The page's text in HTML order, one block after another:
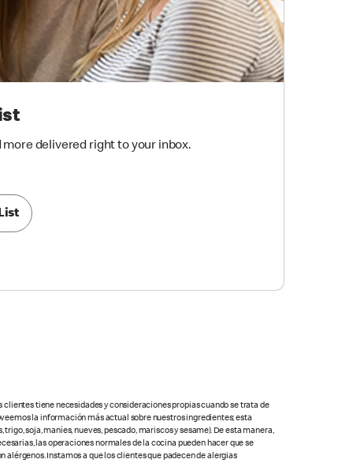
delivered right to your inbox.
clientes tiene necesidades y consideraciones propias cuando se trata de
la información más actual sobre nuestros ingredientes; esta
soja, maníes, nueves, pescado, mariscos y sesame). De esta manera,
las operaciones normales de la cocina pueden hacer que se
Instamos a que los clientes que padecen de alergias